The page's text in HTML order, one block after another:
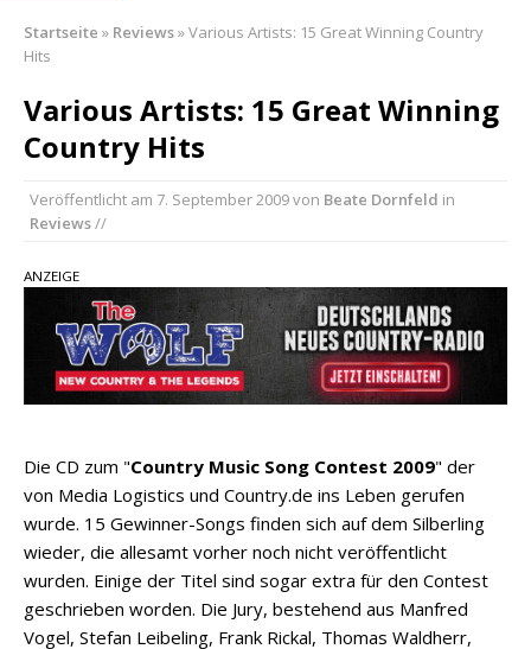
aller Zeiten
Talks“ – eine Hymne auf unvergessliche
Randy Travis veröffentlicht mit „I Don’t Care“
einen weiteren Schatz aus dem Archiv
täglich rund 10.000 Leser
Carly Pearce hinterfragt den ständigen
Vergleich mit anderen
Startseite » Reviews»Various Artists: 15 Great Winning Country
Hits
Various Artists: 15 Great Winning
Country Hits
Veröffentlicht am 7. September 2009von Beate Dornfeld in
Reviews//
ANZEIGE
Die CD zum "Country Music Song Contest 2009" der
von Media Logistics und Country.de ins Leben gerufen
wurde. 15 Gewinner-Songs finden sich auf dem Silberling
wieder, die allesamt vorher noch nicht veröffentlicht
wurden. Einige der Titel sind sogar extra für den Contest
geschrieben worden. Die Jury, bestehend aus Manfred
Vogel, Stefan Leibeling, Frank Rickal, Thomas Waldherr,